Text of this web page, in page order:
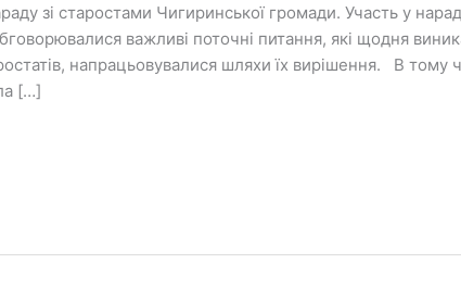
зі старостами Чигиринської громади. Участь у
важливі поточні питання, які щодня
напрацьовувалися шляхи їх вирішення. В тому
[…]